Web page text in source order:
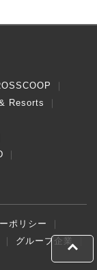
Resorts
ポリシー
グループ企業